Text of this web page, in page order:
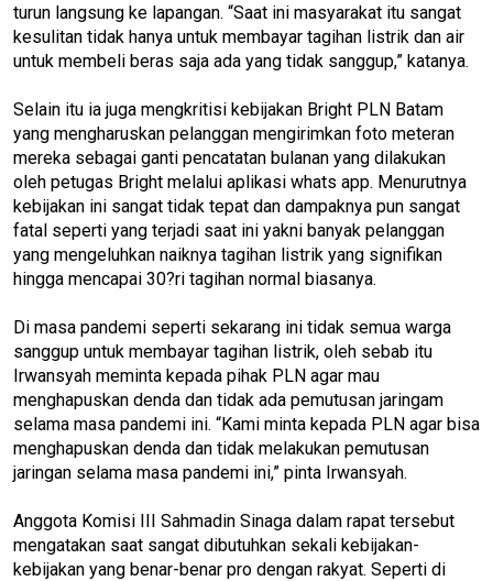
turun langsung ke lapangan. “Saat ini masyarakat itu sangat
kesulitan tidak hanya untuk membayar tagihan listrik dan air
untuk membeli beras saja ada yang tidak sanggup,” katanya.
Selain itu ia juga mengkritisi kebijakan Bright PLN Batam
yang mengharuskan pelanggan mengirimkan foto meteran
mereka sebagai ganti pencatatan bulanan yang dilakukan
oleh petugas Bright melalui aplikasi whats app. Menurutnya
kebijakan ini sangat tidak tepat dan dampaknya pun sangat
fatal seperti yang terjadi saat ini yakni banyak pelanggan
yang mengeluhkan naiknya tagihan listrik yang signifikan
hingga mencapai 30?ri tagihan normal biasanya.
Di masa pandemi seperti sekarang ini tidak semua warga
sanggup untuk membayar tagihan listrik, oleh sebab itu
Irwansyah meminta kepada pihak PLN agar mau
menghapuskan denda dan tidak ada pemutusan jaringam
selama masa pandemi ini. “Kami minta kepada PLN agar bisa
menghapuskan denda dan tidak melakukan pemutusan
jaringan selama masa pandemi ini,” pinta Irwansyah.
Anggota Komisi III Sahmadin Sinaga dalam rapat tersebut
mengatakan saat sangat dibutuhkan sekali kebijakan-
kebijakan yang benar-benar pro dengan rakyat. Seperti di